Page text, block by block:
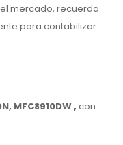
mercado, recuerda
para contabilizar
MFC8910DW, con